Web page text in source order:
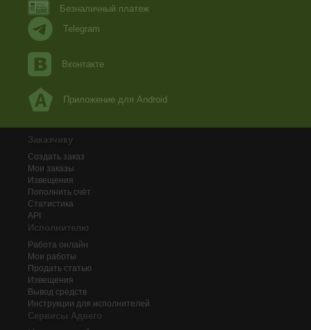
Безналичный платеж
Telegram
Вконтакте
Приложение для Android
Заказчику
Создать заказ
Мои заказы
Извещения
Пополнить счёт
Статистика
API
Исполнителю
Работа онлайн
Мои работы
Продать статью
Извещения
Вывод средств
Инструкции для исполнителей
Сервисы Адвего